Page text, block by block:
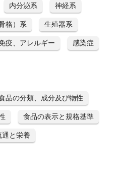
内分泌系 神経系
格）系 生殖器系
疫、アレルギー 感染症
品の分類、成分及び物性
食品の表示と規格基準
と栄養